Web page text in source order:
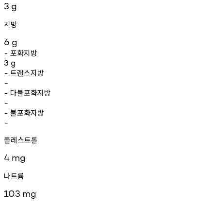
3 g
지방
6 g
- 포화지방
3 g
- 트랜스지방
-
- 다불포화지방
-
- 불포화지방
-
콜레스트롤
4 mg
나트륨
103 mg